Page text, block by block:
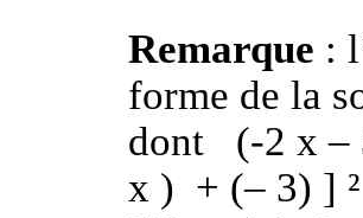
Remarque :
forme de la
dont
(-2 x –
x ) + (– 3) ] ²